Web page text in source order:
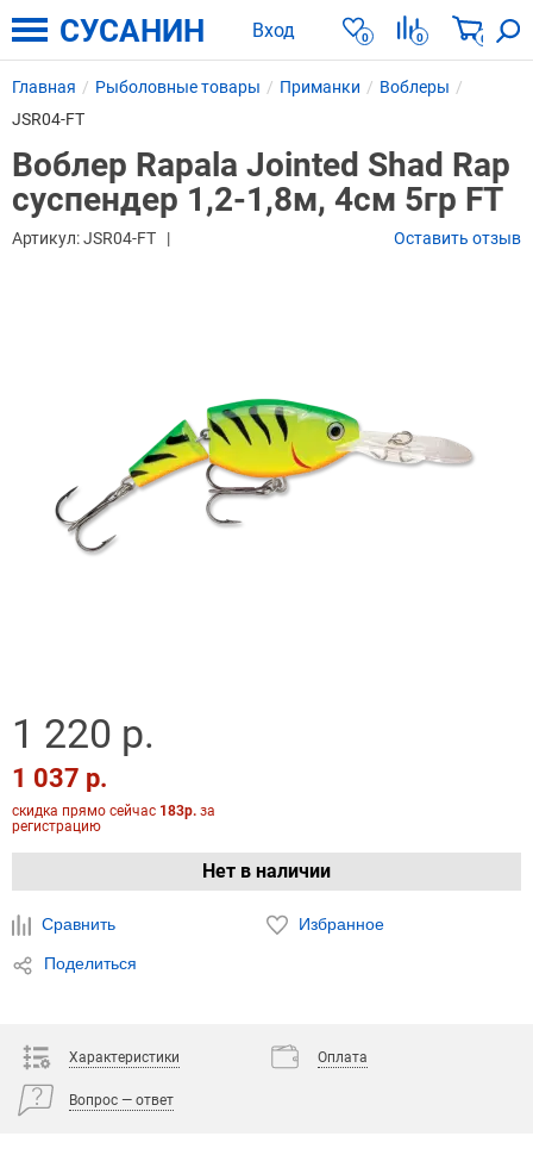
Вход 0 0 0
СУСАНИН
Главная Рыболовные товары Приманки
Воблеры
JSR04-FT
Воблер Rapala Jointed Shad Rap
суспендер 1,2-1,8м, 4см 5гр FT
Артикул:JSR04-FT Оставить отзыв
1 220 р.
1 037 р.
скидка прямо сейчас 183р. за
регистрацию
Нет в наличии
Сравнить Избранное
Поделиться
Характеристики Оплата
Вопрос — ответ